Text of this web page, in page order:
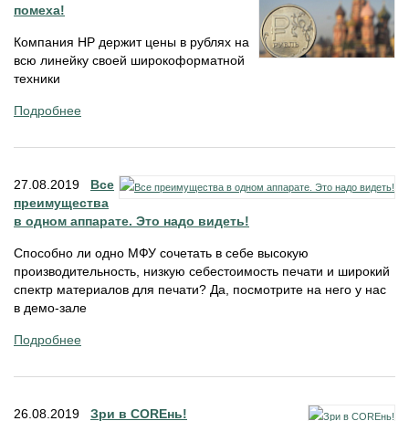
помеха!
Компания НР держит цены в рублях на
всю линейку своей широкоформатной
техники
Подробнее
27.08.2019 Все
преимущества
в одном аппарате. Это надо видеть!
Способно ли одно МФУ сочетать в себе высокую
производительность, низкую себестоимость печати и широкий
спектр материалов для печати? Да, посмотрите на него у нас
в демо-зале
Подробнее
26.08.2019 Зри в COREнь!